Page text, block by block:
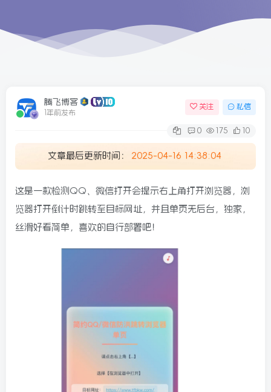
腾飞博客
1年前发布
关注 私信
0 175 10
文章最后更新时间： 2025-04-16 14:38:04
这是一款检测QQ、微信打开会提示右上角打开浏览器，浏
览器打开倒计时跳转至目标网址，并且单页无后台，独家，
丝滑好看简单，喜欢的自行部署吧！